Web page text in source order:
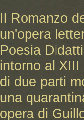
Il Romanzo
un'opera
Poesia
intorno al
di due parti
una
opera di